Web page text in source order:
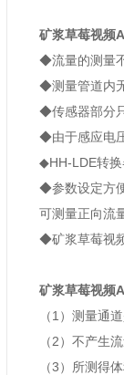
矿浆草莓视频
◆流量的测量不
◆测量管道内无
◆传感器部分只
◆由于感应电压
◆HH-LDE转换器
◆参数设定方便
可测量正向流量
◆矿浆草莓视频
矿浆草莓视频
（1）测量通道
（2）不产生流
（3）所测得体